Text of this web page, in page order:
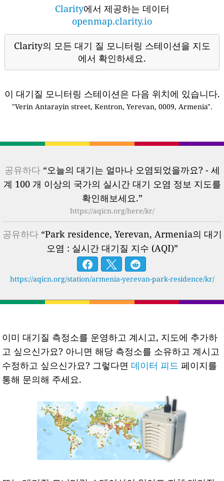
Clarity에서 제공하는 데이터
openmap.clarity.io
Clarity의 모든 대기 질 모니터링 스테이션을 지도
에서 확인하세요.
이 대기질 모니터링 스테이션은 다음 위치에 있습니다.
"Verin Antarayin street, Kentron, Yerevan, 0009, Armenia".
공유하다“오늘의 대기는 얼마나 오염되었을까요? - 세
계 100 개 이상의 국가의 실시간 대기 오염 정보 지도를
확인해보세요.”
https://aqicn.org/here/kr/
공유하다“Park residence, Yerevan, Armenia의 대기
오염 : 실시간 대기질 지수 (AQI)”
https://aqicn.org/station/armenia-yerevan-park-residence/kr/
이미 대기질 측정소를 운영하고 계시고, 지도에 추가하
고 싶으신가요? 아니면 해당 측정소를 소유하고 계시고
수정하고 싶으신가요? 그렇다면 데이터 피드 페이지를
통해 문의해 주세요.